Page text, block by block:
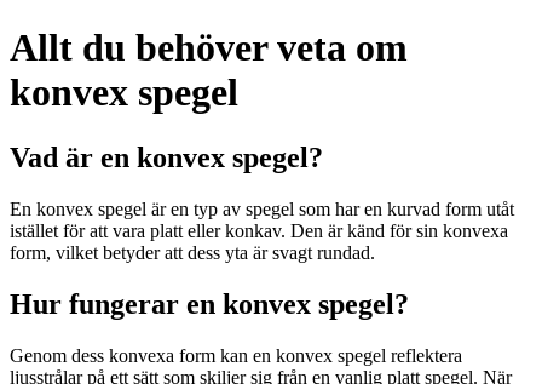
Allt du behöver veta om
konvex spegel
Vad är en konvex spegel?
En konvex spegel är en typ av spegel som har en kurvad form utåt
istället för att vara platt eller konkav. Den är känd för sin konvexa
form, vilket betyder att dess yta är svagt rundad.
Hur fungerar en konvex spegel?
Genom dess konvexa form kan en konvex spegel reflektera
ljusstrålar på ett sätt som skiljer sig från en vanlig platt spegel. När